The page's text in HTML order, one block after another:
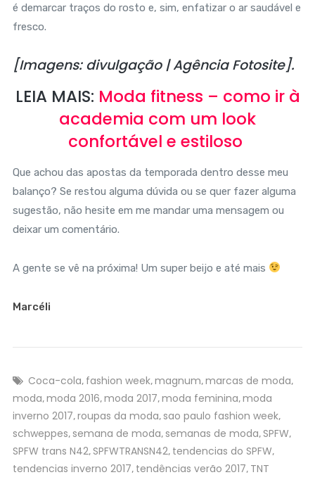
é demarcar traços do rosto e, sim, enfatizar o ar saudável e
fresco.
[Imagens: divulgação | Agência Fotosite].
LEIA MAIS: Moda fitness – como ir à
academia com um look
confortável e estiloso
Que achou das apostas da temporada dentro desse meu
balanço? Se restou alguma dúvida ou se quer fazer alguma
sugestão, não hesite em me mandar uma mensagem ou
deixar um comentário.
A gente se vê na próxima! Um super beijo e até mais
Marcéli
Coca-cola, fashion week,magnum,marcas de moda,
moda,moda 2016,moda 2017,moda feminina,moda
inverno 2017,roupas da moda, sao paulo fashion week,
schweppes, semana de moda, semanas de moda, SPFW,
SPFW trans N42, SPFWTRANSN42, tendencias do SPFW,
tendencias inverno 2017, tendências verão 2017, TNT